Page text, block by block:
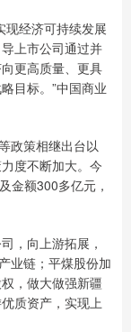
现经济可持续发展
上市公司通过并
更高质量、更具
目标。”中国商业
政策相继出台以
度不断加大。今
金额300多亿元，
，向上游拓展，
业链；平煤股份加
，做大做强新疆
质资产，实现上